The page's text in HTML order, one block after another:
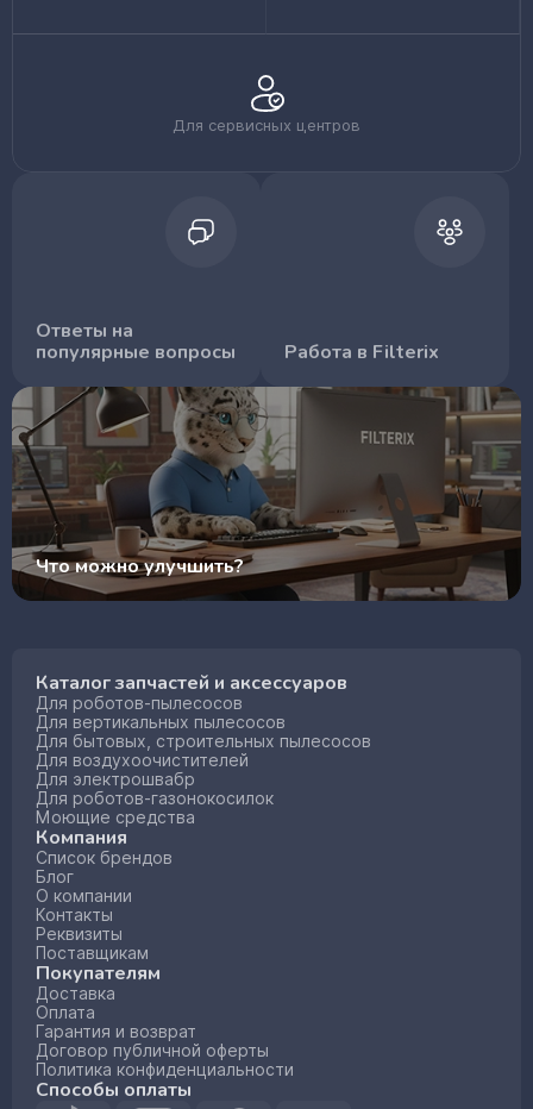
Для сервисных центров
Ответы на
популярные вопросы
Работа в Filterix
Что можно улучшить?
Каталог запчастей и аксессуаров
Для роботов-пылесосов
Для вертикальных пылесосов
Для бытовых, строительных пылесосов
Для воздухоочистителей
Для электрошвабр
Для роботов-газонокосилок
Моющие средства
Компания
Список брендов
Блог
О компании
Контакты
Реквизиты
Поставщикам
Покупателям
Доставка
Оплата
Гарантия и возврат
Договор публичной оферты
Политика конфиденциальности
Способы оплаты